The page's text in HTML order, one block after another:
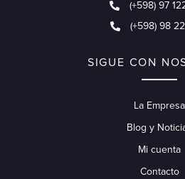
(+598) 97
(+598) 98
SIGUE CON
La Empresa
Blog y
Mi cuenta
Contacto